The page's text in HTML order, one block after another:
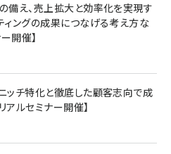
備え、売上拡大と効率化を実現す
ィングの成果につなげる考え方な
開催】
ッチ特化と徹底した顧客志向で成
ルセミナー開催】